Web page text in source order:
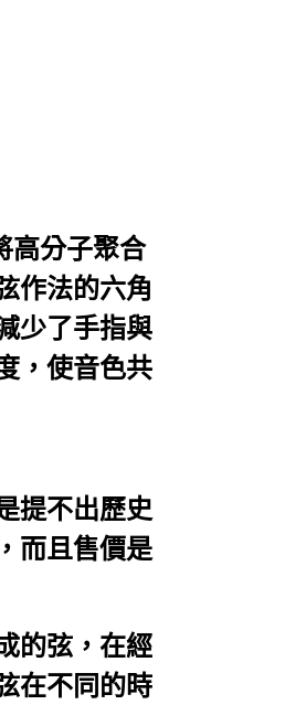
高分子聚合
作法的六角
少了手指與
，使音色共
提不出歷史
而且售價是
的弦，在經
在不同的時